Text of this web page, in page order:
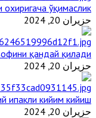
ўқимаслик
حزيران 20, 2024
қандай қилади?
حزيران 20, 2024
ипакли кийим кийиш
حزيران 20, 2024